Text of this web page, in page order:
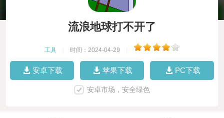
流浪地球打不开了
工具 时间：2024-04-29
安卓下载 苹果下载 PC下载
安卓市场，安全绿色